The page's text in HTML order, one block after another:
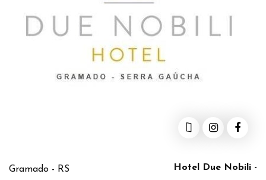
Hotel Due Nobili -
Gramado - RS